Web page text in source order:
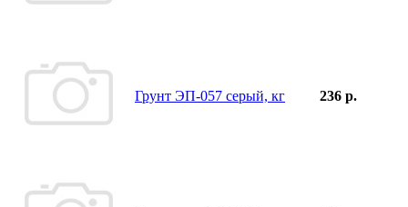
Грунт ЭП-057 серый, кг 236 р.